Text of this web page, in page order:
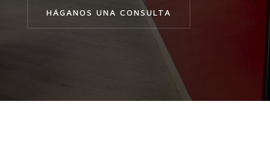
HÁGANOS UNA CONSULTA